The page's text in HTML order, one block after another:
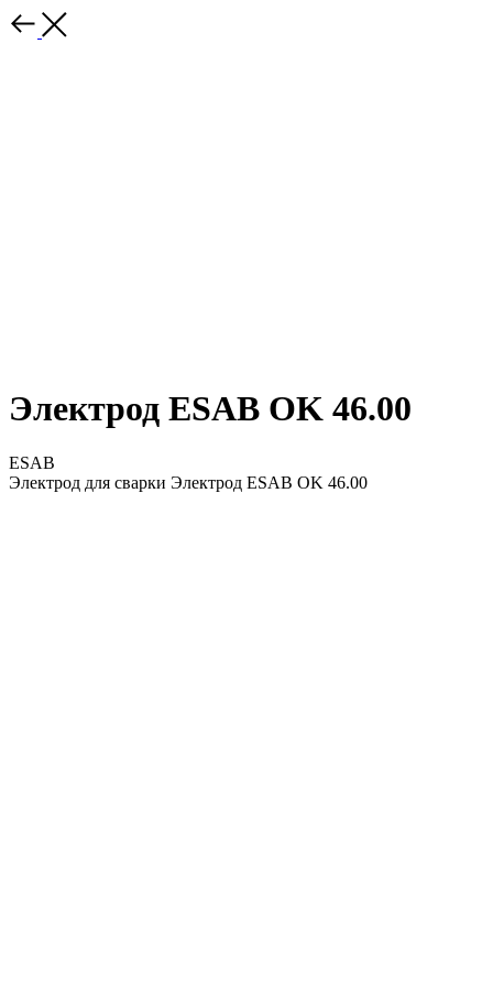
Электрод ESAB OK 46.00
ESAB
Электрод для сварки Электрод ESAB OK 46.00